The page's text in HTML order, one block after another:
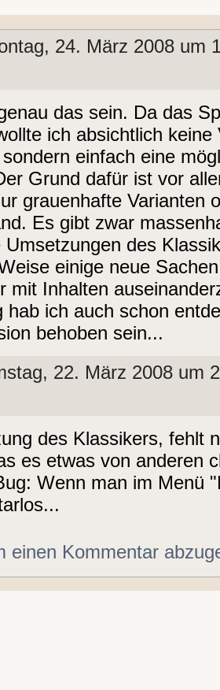
24. März 2008 um
das sein. Da das
ich absichtlich keine
einfach eine
Grund dafür ist vor
grauenhafte Varianten
Es gibt zwar
Umsetzungen des
einige neue
mit Inhalten
hab ich auch schon
behoben sein...
22. März 2008 um
des Klassikers, fehlt
es etwas von anderen
Wenn man im Menü
einen Kommentar